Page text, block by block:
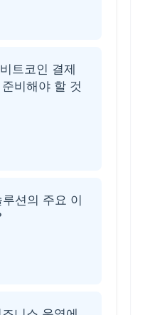
트코인 결제
비해야 할 것
션의 주요 이